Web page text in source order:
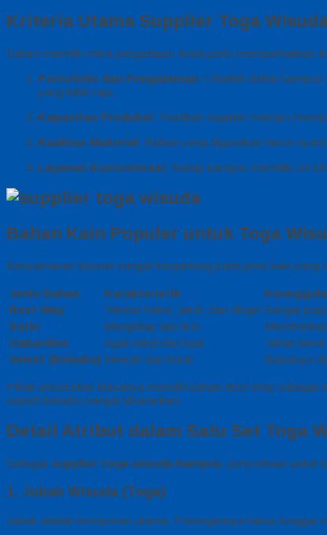
Kriteria Utama Supplier Toga
Dalam memilih mitra pengadaan, Anda perlu memperhatikan
Portofolio dan Pengalaman: Lihatlah daftar
yang lebih rapi.
Kapasitas Produksi: Pastikan supplier mampu
Kualitas Material: Bahan yang digunakan harus
Layanan Kustomisasi: Setiap kampus memiliki ciri
Bahan Kain Populer untuk Toga
Kenyamanan lulusan sangat bergantung pada jenis kain
Jenis Bahan Karakteristik
Best Way
Tekstur halus, jatuh, dan dingin Sangat
Satin
Mengkilap dan licin
Gabardine
Agak tebal dan kuat
Tahan
Velvet (Beludru) Mewah dan berat Biasanya
Pihak universitas biasanya memilih bahan Best Way sebagai
seperti beludru sangat disarankan.
Detail Atribut dalam Satu Set Toga
Sebagai supplier toga wisuda kampus, penyediaan paket
1. Jubah Wisuda (Toga)
Jubah adalah komponen utama. Potongannya harus longgar